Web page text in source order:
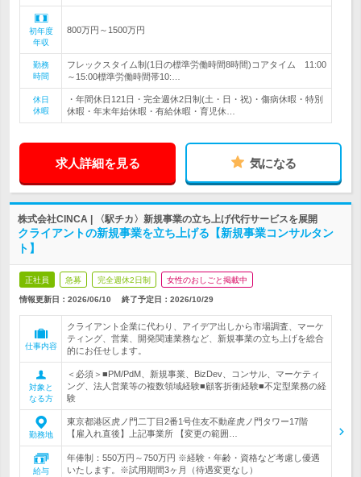
初年度
年収
800万円～1500万円
勤務
時間
フレックスタイム制(1日の標準労働時間8時間)コアタイム 11:00
～15:00標準労働時間帯10:…
休日
休暇
・年間休日121日・完全週休2日制(土・日・祝)・傷病休暇・特別
休暇・年末年始休暇・有給休暇・育児休…
求人詳細を見る 気になる
株式会社CINCA | 〈駅チカ〉新規事業の立ち上げ代行サービスを展開
クライアントの新規事業を立ち上げる【新規事業コンサルタン
ト】
正社員 急募 完全週休2日制 女性のおしごと掲載中
情報更新日：2026/06/10 終了予定日： 2026/10/29
仕事内容
クライアント企業に代わり、アイデア出しから市場調査、マーケ
ティング、営業、開発関連業務など、新規事業の立ち上げを総合
的にお任せします。
対象と
なる方
＜必須＞■PM/PdM、新規事業、BizDev、コンサル、マーケティ
ング、法人営業等の複数領域経験■顧客折衝経験■不定型業務の経
験
勤務地
東京都港区虎ノ門二丁目2番1号住友不動産虎ノ門タワー17階
【雇入れ直後】上記事業所 【変更の範囲…
給与
年俸制：550万円～750万円 ※経験・年齢・資格など考慮し優遇
いたします。※試用期間3ヶ月（待遇変更なし）